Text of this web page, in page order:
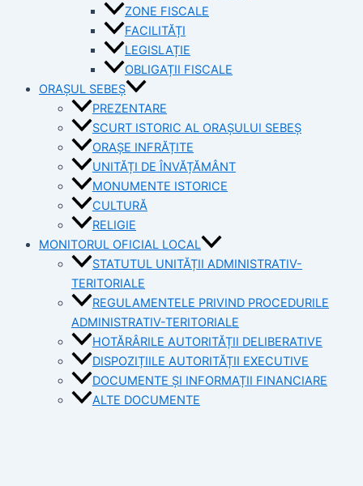
ZONE FISCALE
FACILITĂȚI
LEGISLAȚIE
OBLIGAȚII FISCALE
ORAȘUL SEBEȘ
PREZENTARE
SCURT ISTORIC AL ORAȘULUI SEBEȘ
ORAȘE INFRĂȚITE
UNITĂȚI DE ÎNVĂȚĂMÂNT
MONUMENTE ISTORICE
CULTURĂ
RELIGIE
MONITORUL OFICIAL LOCAL
STATUTUL UNITĂȚII ADMINISTRATIV-
TERITORIALE
REGULAMENTELE PRIVIND PROCEDURILE
ADMINISTRATIV-TERITORIALE
HOTĂRÂRILE AUTORITĂȚII DELIBERATIVE
DISPOZIȚIILE AUTORITĂȚII EXECUTIVE
DOCUMENTE ȘI INFORMAȚII FINANCIARE
ALTE DOCUMENTE